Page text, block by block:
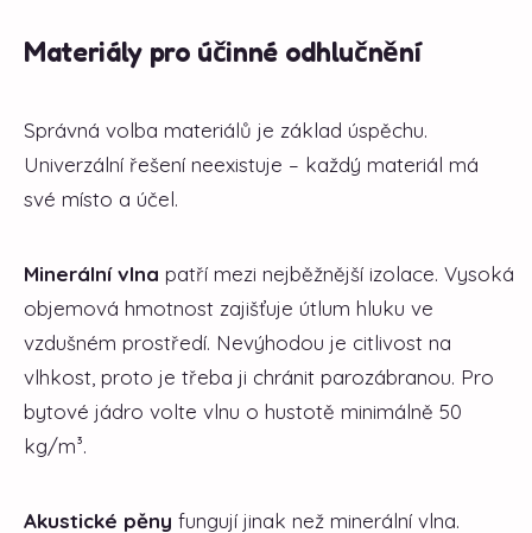
Materiály pro účinné odhlučnění
Správná volba materiálů je základ úspěchu.
Univerzální řešení neexistuje – každý materiál má
své místo a účel.
Minerální vlna patří mezi nejběžnější izolace. Vysoká
objemová hmotnost zajišťuje útlum hluku ve
vzdušném prostředí. Nevýhodou je citlivost na
vlhkost, proto je třeba ji chránit parozábranou. Pro
bytové jádro volte vlnu o hustotě minimálně 50
kg/m³.
Akustické pěny fungují jinak než minerální vlna.